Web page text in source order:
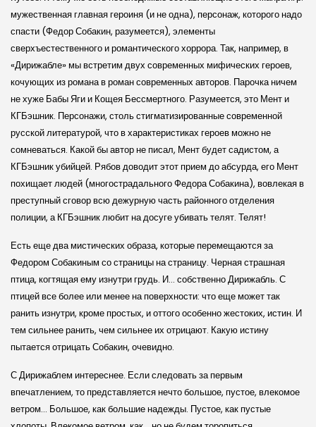
мужественная главная героиня (и не одна), персонаж, которого надо
спасти (Федор Собакин, разумеется), элементы
сверхъестественного и романтического хоррора. Так, например, в
«Дирижабле» мы встретим двух современных мифических героев,
кочующих из романа в роман современных авторов. Парочка ничем
не хуже Бабы Яги и Кощея Бессмертного. Разумеется, это Мент и
КГБэшник. Персонажи, столь стигматизированные современной
русской литературой, что в характеристиках героев можно не
сомневаться. Какой бы автор не писал, Мент будет садистом, а
КГБэшник убийцей. Рябов доводит этот прием до абсурда, его Мент
похищает людей (многострадального Федора Собакина), вовлекая в
преступный сговор всю дежурную часть районного отделения
полиции, а КГБэшник любит на досуге убивать телят. Телят!
Есть еще два мистических образа, которые перемещаются за
Федором Собакиным со страницы на страницу. Черная страшная
птица, когтящая ему изнутри грудь. И… собственно Дирижабль. С
птицей все более или менее на поверхности: что еще может так
ранить изнутри, кроме простых, и оттого особенно жестоких, истин. И
тем сильнее ранить, чем сильнее их отрицают. Какую истину
пытается отрицать Собакин, очевидно.
С Дирижаблем интереснее. Если следовать за первым
впечатлением, то представляется нечто большое, пустое, влекомое
ветром… Большое, как большие надежды. Пустое, как пустые